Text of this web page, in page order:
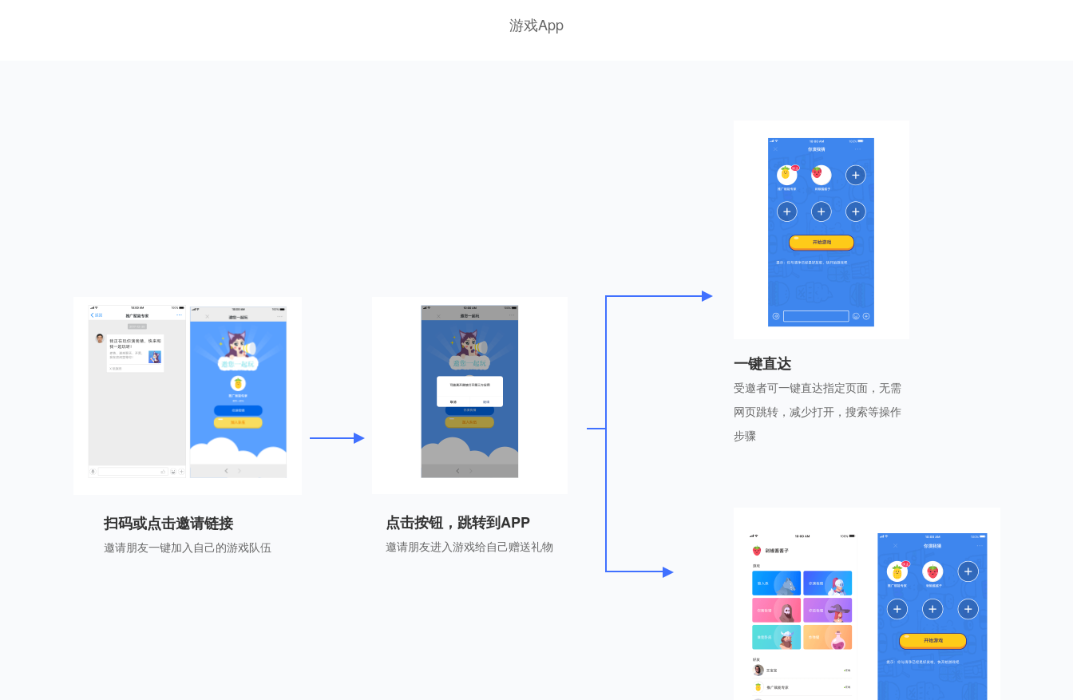
游戏App
扫码或点击邀请链接
邀请朋友一键加入自己的游戏队伍
点击按钮，跳转到APP
邀请朋友进入游戏给自己赠送礼物
一键直达
受邀者可一键直达指定页面，无需
网页跳转，减少打开，搜索等操作
步骤